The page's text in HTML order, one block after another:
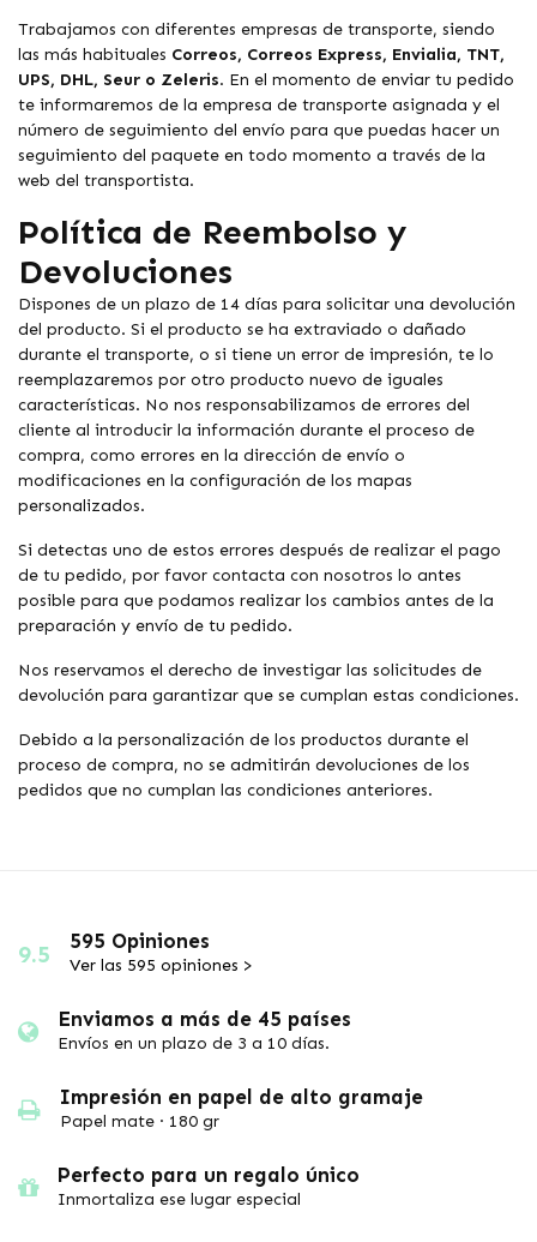
Trabajamos con diferentes empresas de transporte, siendo
las más habituales Correos, Correos Express, Envialia, TNT,
UPS, DHL, Seur o Zeleris. En el momento de enviar tu pedido
te informaremos de la empresa de transporte asignada y el
número de seguimiento del envío para que puedas hacer un
seguimiento del paquete en todo momento a través de la
web del transportista.
Política de Reembolso y
Devoluciones
Dispones de un plazo de 14 días para solicitar una devolución
del producto. Si el producto se ha extraviado o dañado
durante el transporte, o si tiene un error de impresión, te lo
reemplazaremos por otro producto nuevo de iguales
características. No nos responsabilizamos de errores del
cliente al introducir la información durante el proceso de
compra, como errores en la dirección de envío o
modificaciones en la configuración de los mapas
personalizados.
Si detectas uno de estos errores después de realizar el pago
de tu pedido, por favor contacta con nosotros lo antes
posible para que podamos realizar los cambios antes de la
preparación y envío de tu pedido.
Nos reservamos el derecho de investigar las solicitudes de
devolución para garantizar que se cumplan estas condiciones.
Debido a la personalización de los productos durante el
proceso de compra, no se admitirán devoluciones de los
pedidos que no cumplan las condiciones anteriores.
9.5 595 Opiniones
Ver las 595 opiniones >
Enviamos a más de 45 países
Envíos en un plazo de 3 a 10 días.
Impresión en papel de alto gramaje
Papel mate · 180 gr
Perfecto para un regalo único
Inmortaliza ese lugar especial